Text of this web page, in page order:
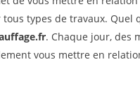
types de travaux.
. Chaque jour, des
vous mettre en